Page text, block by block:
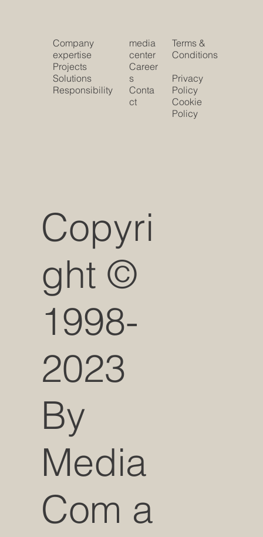
Copyri
ght ©
1998-
2023
By
Media
Com a
Company
expertise
Projects
Solutions
Responsibility
media
center
Career
s
Conta
ct
Terms &
Conditions
Privacy
Policy
Cookie
Policy